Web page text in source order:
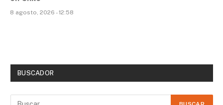
8 agosto, 2026 - 12:58
BUSCADOR